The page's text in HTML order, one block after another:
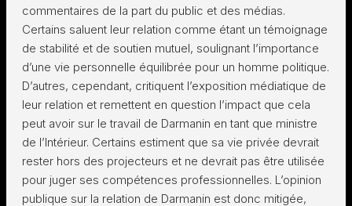
commentaires de la part du public et des médias.
Certains saluent leur relation comme étant un témoignage
de stabilité et de soutien mutuel, soulignant l’importance
d’une vie personnelle équilibrée pour un homme politique.
D’autres, cependant, critiquent l’exposition médiatique de
leur relation et remettent en question l’impact que cela
peut avoir sur le travail de Darmanin en tant que ministre
de l’Intérieur. Certains estiment que sa vie privée devrait
rester hors des projecteurs et ne devrait pas être utilisée
pour juger ses compétences professionnelles. L’opinion
publique sur la relation de Darmanin est donc mitigée,